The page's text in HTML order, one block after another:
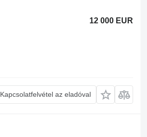
12 000 EUR
Kapcsolatfelvétel az eladóval